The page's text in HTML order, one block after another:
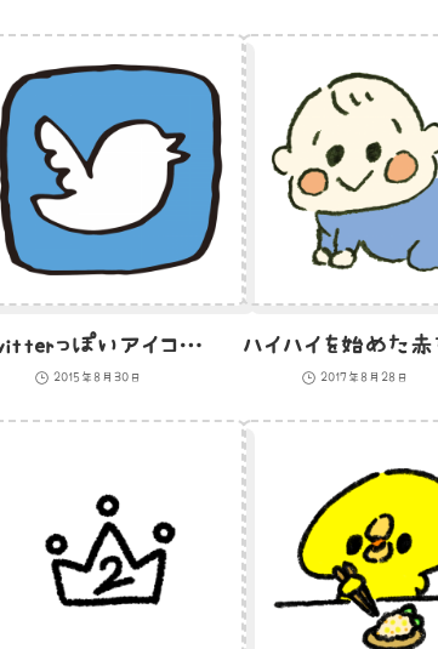
Twitterっぽいアイコン（わくあり）のイラスト
2015年8月30日 2017年8月28日